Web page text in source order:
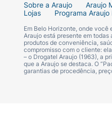
Sobre a Araujo Araujo
Lojas
Programa
Em Belo Horizonte, onde você
Araujo está presente em
produtos de conveniência,
compromisso com o cliente:
– o Drogatel Araujo (1963), a
que a Araujo se destaca. O
garantias de procedência,